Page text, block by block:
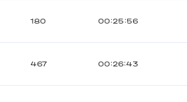
180 00:25:56
467 00:26:43